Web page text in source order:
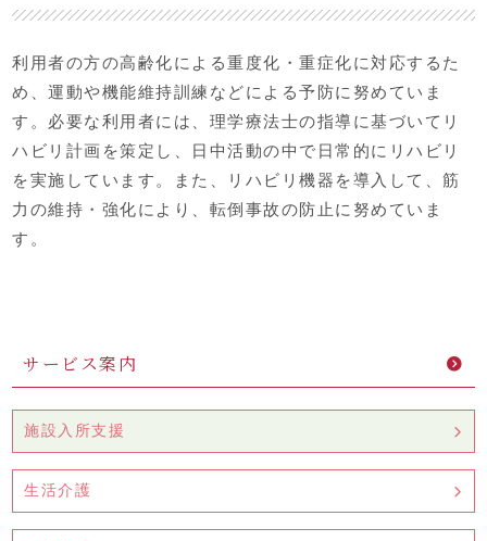
利用者の方の高齢化による重度化・重症化に対応するた
め、運動や機能維持訓練などによる予防に努めていま
す。必要な利用者には、理学療法士の指導に基づいてリ
ハビリ計画を策定し、日中活動の中で日常的にリハビリ
を実施しています。また、リハビリ機器を導入して、筋
力の維持・強化により、転倒事故の防止に努めていま
す。
サービス案内
施設入所支援
生活介護